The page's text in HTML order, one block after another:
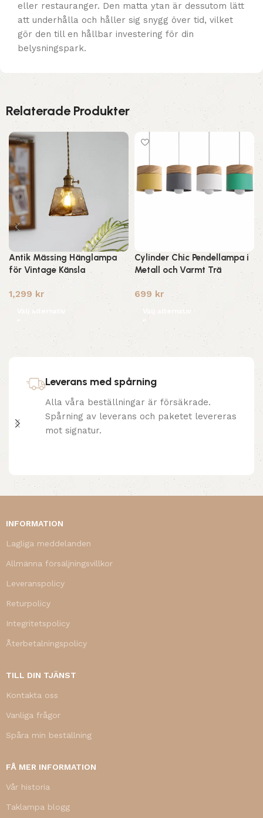
eller restauranger. Den matta ytan är dessutom lätt
att underhålla och håller sig snygg över tid, vilket
gör den till en hållbar investering för din
belysningspark.
Relaterade Produkter
Antik Mässing Hänglampa
för Vintage Känsla
1,299 kr
Välj alternativ
Cylinder Chic Pendellampa i
Metall och Varmt Trä
699 kr
Välj alternativ
Leverans med spårning
Alla våra beställningar är försäkrade.
Spårning av leverans och paketet levereras
mot signatur.
INFORMATION
Lagliga meddelanden
Allmänna försäljningsvillkor
Leveranspolicy
Returpolicy
Integritetspolicy
Återbetalningspolicy
TILL DIN TJÄNST
Kontakta oss
Vanliga frågor
Spåra min beställning
FÅ MER INFORMATION
Vår historia
Taklampa blogg